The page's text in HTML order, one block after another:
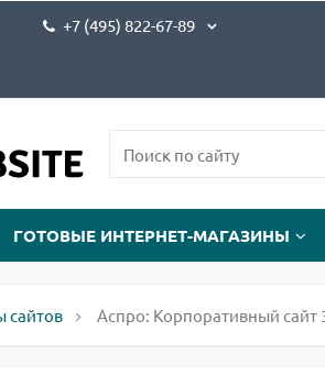
+7 (495) 822-67-89
ГОТОВЫЕ ИНТЕРНЕТ-МАГАЗИНЫ
сайтов Аспро: Корпоративный сайт